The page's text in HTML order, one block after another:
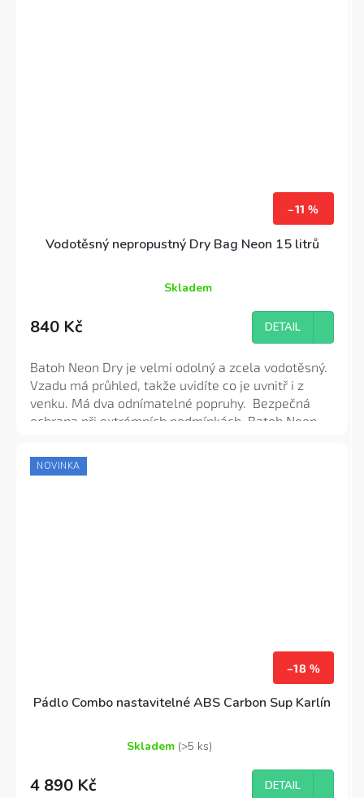
–11 %
Vodotěsný nepropustný Dry Bag Neon 15 litrů
Průměrné
hodnocení
z
5
hvězdiček.
Skladem
840 Kč DETAIL
Batoh Neon Dry je velmi odolný a zcela vodotěsný.
Vzadu má průhled, takže uvidíte co je uvnitř i z
venku. Má dva odnímatelné popruhy. Bezpečná
ochrana při extrémních podmínkách. Batoh Neon
aktivity skvělou volbou! Praktické a snadno
použitelné zavírání rolováním.
NOVINKA
–18 %
Pádlo Combo nastavitelné ABS Carbon Sup Karlín
hodnocení
Skladem (>5 ks)
4 890 Kč DETAIL